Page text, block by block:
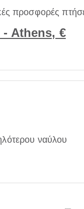
προσφορές
Athens, €
ναύλου